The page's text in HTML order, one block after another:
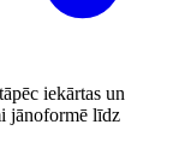
iekārtas un
jānoformē līdz